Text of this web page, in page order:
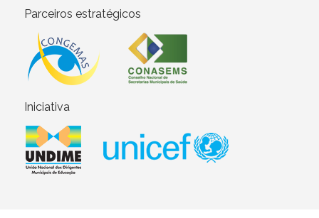
Parceiros estratégicos
Iniciativa